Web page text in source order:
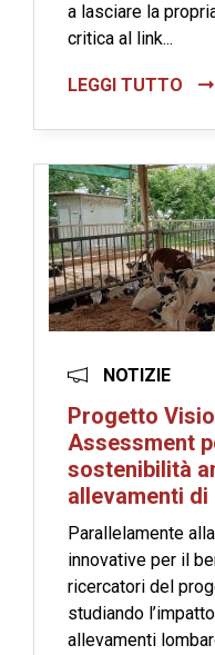
a lasciare la
critica al link...
LEGGI TUTTO
NOTIZIE
Progetto
Assessment
sostenibilità
allevamenti
Parallelamente
innovative per il
ricercatori del
studiando
allevamenti